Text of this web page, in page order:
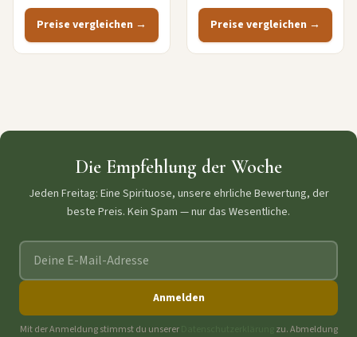
Preise vergleichen → Preise vergleichen →
Die Empfehlung der Woche
Jeden Freitag: Eine Spirituose, unsere ehrliche Bewertung, der
beste Preis. Kein Spam — nur das Wesentliche.
E-Mail-Adresse
Anmelden
Mit der Anmeldung stimmst du unserer
zu. Abmeldung